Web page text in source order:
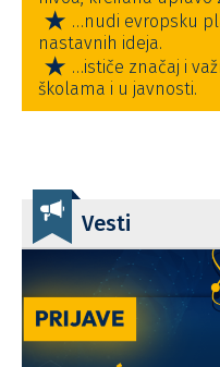
…nudi evropsku
nastavnih ideja.
…ističe značaj i
školama i u javnosti.
Vesti